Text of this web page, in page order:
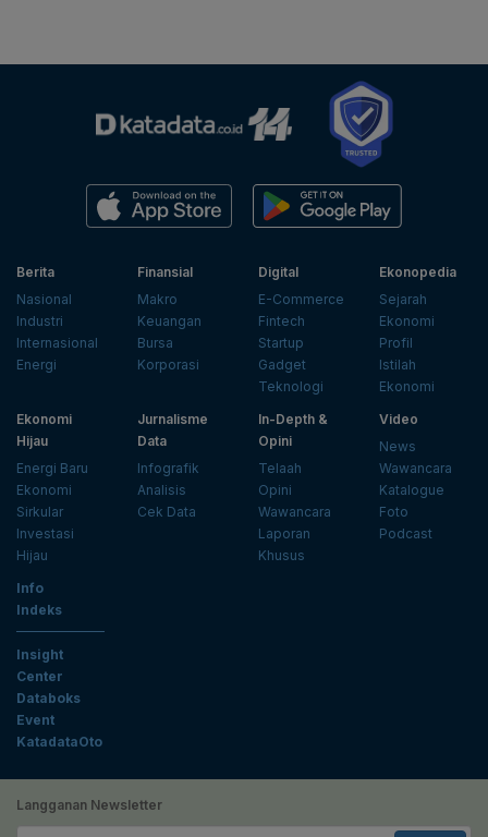
Berita
Nasional
Industri
Internasional
Energi
Finansial
Makro
Keuangan
Bursa
Korporasi
Digital
E-Commerce
Fintech
Startup
Gadget
Teknologi
Ekonopedia
Sejarah
Ekonomi
Profil
Istilah
Ekonomi
Ekonomi
Hijau
Energi Baru
Ekonomi
Sirkular
Investasi
Hijau
Jurnalisme
Data
Infografik
Analisis
Cek Data
In-Depth &
Opini
Telaah
Opini
Wawancara
Laporan
Khusus
Video
News
Wawancara
Katalogue
Foto
Podcast
Info
Indeks
Insight
Center
Databoks
Event
KatadataOto
Langganan Newsletter